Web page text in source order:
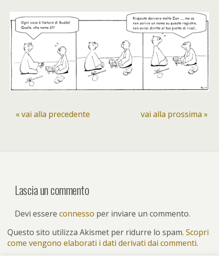
« vai alla precedente vai alla prossima »
Lascia un commento
Devi essere connesso per inviare un commento.
Questo sito utilizza Akismet per ridurre lo spam. Scopri
come vengono elaborati i dati derivati dai commenti.